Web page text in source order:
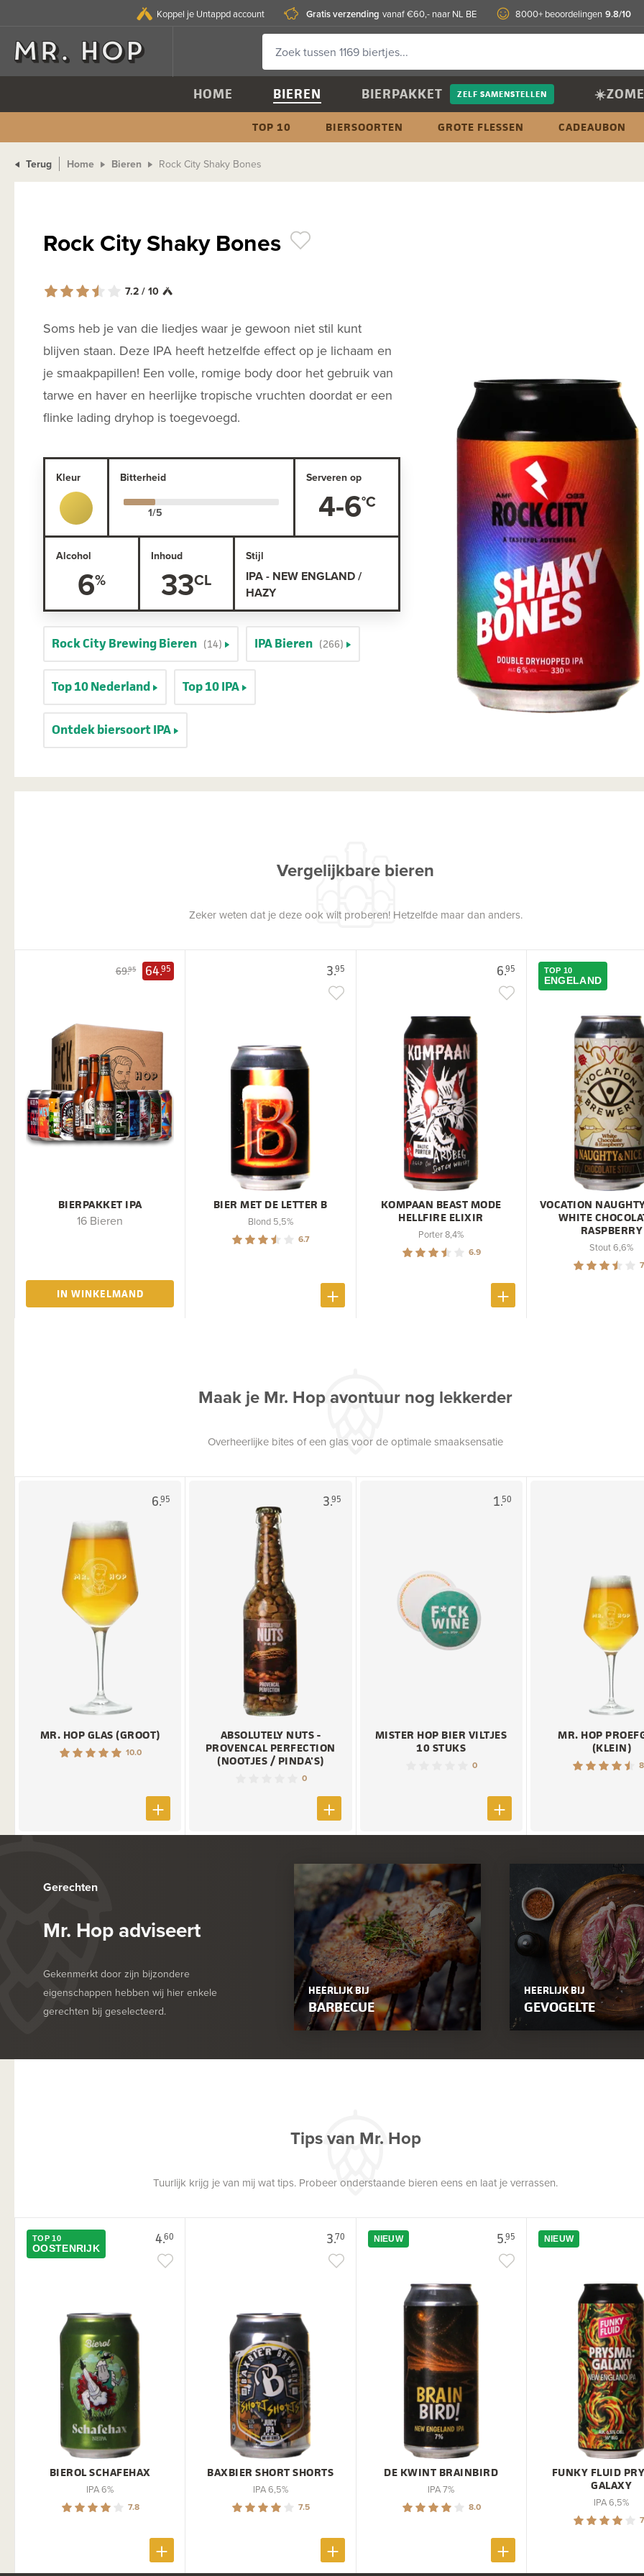
Koppel je Untappd account Gratis verzending vanaf €60,- naar NL BE 8000+ beoordelingen 9.8/10
HOME BIEREN BIERPAKKET ZELF SAMENSTELLEN
TOP 10 BIERSOORTEN GROTE FLESSEN CADEAUBON
Terug Home Bieren Rock City Shaky Bones
Rock City Shaky Bones
7.2 / 10
Soms heb je van die liedjes waar je gewoon niet stil kunt
blijven staan. Deze IPA heeft hetzelfde effect op je lichaam en
je smaakpapillen! Een volle, romige body door het gebruik van
tarwe en haver en heerlijke tropische vruchten doordat er een
flinke lading dryhop is toegevoegd.
Kleur Bitterheid Serveren op
4-6
Alcohol
6
Inhoud
33
Stijl
IPA - NEW ENGLAND /
HAZY
Rock City Brewing Bieren (14) IPA Bieren (266)
Top 10 Nederland Top 10 IPA
Ontdek biersoort IPA
Vergelijkbare bieren
Zeker weten dat je deze ook wilt proberen! Hetzelfde maar dan anders.
69.95 64.95
BIERPAKKET IPA
16 Bieren
IN WINKELMAND
3.95
BIER MET DE LETTER B
Blond 5,5%
6.7
6.95
KOMPAAN BEAST MODE
HELLFIRE ELIXIR
Porter 8,4%
6.9
TOP 10
ENGELAND
VOCATION
WHITE
RASPBERRY
Stout 6,6%
Maak je Mr. Hop avontuur nog lekkerder
Overheerlijke bites of een glas voor de optimale smaaksensatie
6.95
MR. HOP GLAS (GROOT)
10.0
3.95
ABSOLUTELY NUTS -
PROVENCAL PERFECTION
(NOOTJES / PINDA'S)
0
1.50
MISTER HOP BIER VILTJES
10 STUKS
0
MR. HOP
(KLEIN)
Gerechten
Mr. Hop adviseert
Gekenmerkt door zijn bijzondere
eigenschappen hebben wij hier enkele
gerechten bij geselecteerd.
HEERLIJK BIJ
BARBECUE
HEERLIJK BIJ
GEVOGELTE
Tips van Mr. Hop
Tuurlijk krijg je van mij wat tips. Probeer onderstaande bieren eens en laat je verrassen.
4.60
TOP 10
OOSTENRIJK
BIEROL SCHAFEHAX
IPA 6%
7.8
3.70
BAXBIER SHORT SHORTS
IPA 6,5%
7.5
5.95
NIEUW
DE KWINT BRAINBIRD
IPA 7%
8.0
NIEUW
FUNKY FLUID
GALAXY
IPA 6,5%